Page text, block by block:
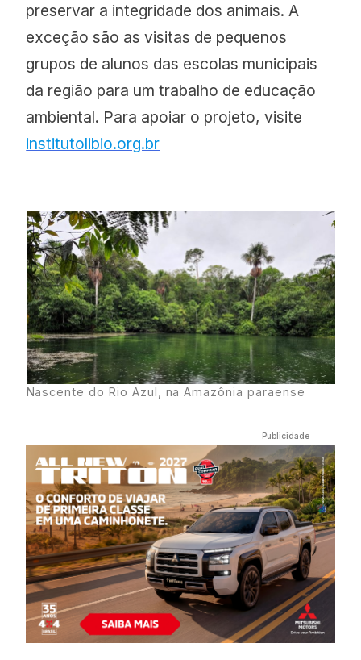
preservar a integridade dos animais. A
exceção são as visitas de pequenos
grupos de alunos das escolas municipais
da região para um trabalho de educação
ambiental. Para apoiar o projeto, visite
institutolibio.org.br
Nascente do Rio Azul, na Amazônia paraense